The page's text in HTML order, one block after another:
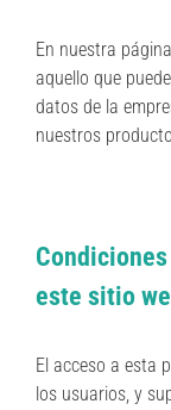
En nuestra
aquello que
datos de la
nuestros
este sitio
El acceso a esta
los usuarios, y